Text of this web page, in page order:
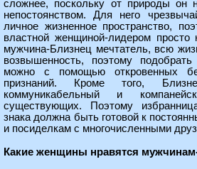
сложнее, поскольку от природы он
непостоянством. Для него
личное жизненное пространство,
властной женщиной-лидером просто
мужчина-Близнец мечтатель, всю
возвышенность, поэтому
можно с помощью откровенных
признаний. Кроме того,
коммуникабельный и
существующих. Поэтому
знака должна быть готовой к
и посиделкам с многочисленными
Какие женщины нравятся